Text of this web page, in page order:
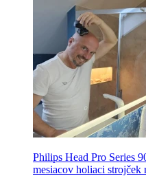
Philips Head Pro Series
mesiacov holiaci strojček